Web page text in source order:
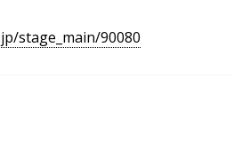
stage_main/90080